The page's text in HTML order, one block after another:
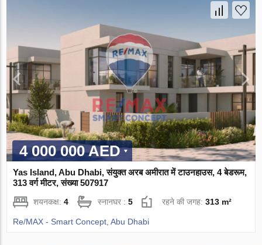
4 000 000 AED
Yas Island, Abu Dhabi, संयुक्त अरब अमीरात में टाउनहाउस, 4 बेडरूम,
313 वर्ग मीटर, संख्या 507917
शयनकक्ष:4 स्नानघर :5 रहने की जगह:313 m²
Re/MAX - Smart Concept, Abu Dhabi